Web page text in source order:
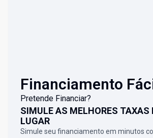
Financiamento
Pretende Financiar?
SIMULE AS MELHORES TAXAS
LUGAR
Simule seu financiamento em minutos